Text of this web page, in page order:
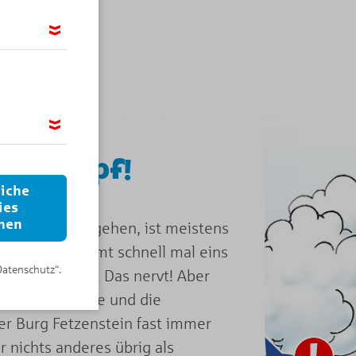
Mampf!
zu gehen, ist meistens
man bekommt schnell mal eins
KNAXianern. Das nervt! Aber
Hunger habe und die
Burg Fetzenstein fast immer
nichts anderes übrig als
Adresse